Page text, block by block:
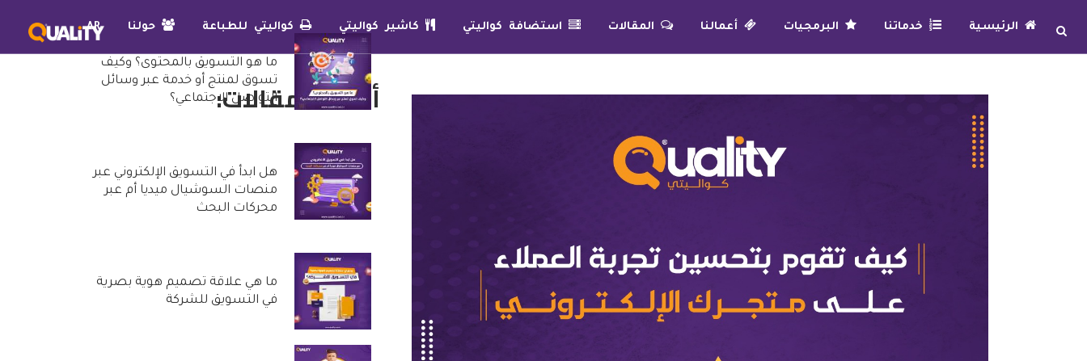
الرئيسية خدماتنا البرمجيات أعمالنا المقالات استضافة كواليتي كاشير كواليتي كواليتي للطباعة حولنا AR
أحدث المقالات:
ما هو التسويق بالمحتوى؟ وكيف
تسوق لمنتج أو خدمة عبر وسائل
التواصل الاجتماعي؟
هل ابدأ في التسويق الإلكتروني عبر
منصات السوشيال ميديا أم عبر
محركات البحث
ما هي علاقة تصميم هوية بصرية
في التسويق للشركة